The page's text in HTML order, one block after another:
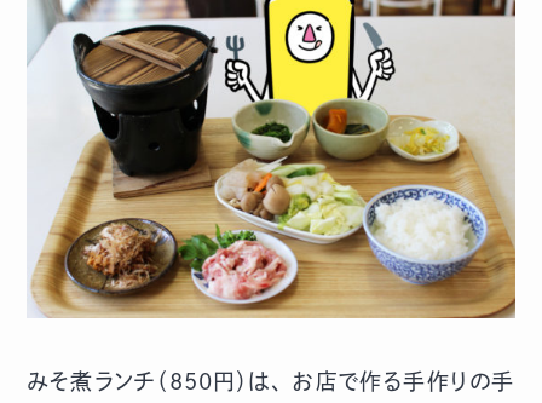
みそ煮ランチ（850円）は、 お店で作る手作りの手